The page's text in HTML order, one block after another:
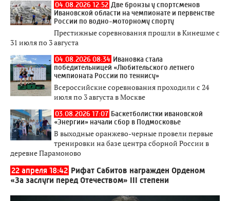
04.08.2026 12:52 Две бронзы у спортсменов
Ивановской области на чемпионате и первенстве
России по водно-моторному спорту
Престижные соревнования прошли в Кинешме с
31 июля по 3 августа
04.08.2026 08:34 Ивановка стала
победительницей «Любительского летнего
чемпионата России по теннису»
Всероссийские соревнования проходили с 24
июля по 3 августа в Москве
03.08.2026 17:07 Баскетболистки ивановской
«Энергии» начали сбор в Подмосковье
В выходные оранжево-черные провели первые
тренировки на базе центра сборной России в
деревне Парамоново
22 апреля 18:42 Рифат Сабитов награжден Орденом
«За заслуги перед Отечеством» III степени